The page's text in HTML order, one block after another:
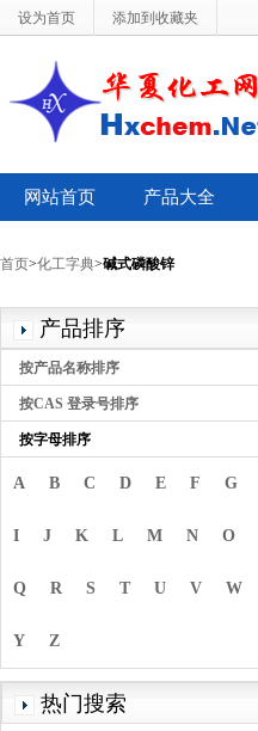
设为首页 添加到收藏夹
网站首页 产品大全
首页>化工字典>碱式磷酸锌
产品排序
按产品名称排序
按CAS 登录号排序
按字母排序
A B C D E F G
I J K L M N O
Q R S T U V W
Y Z
热门搜索